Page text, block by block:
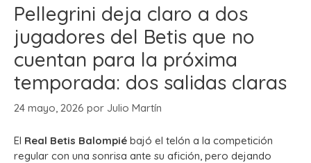
Pellegrini deja claro a dos
jugadores del Betis que no
cuentan para la próxima
temporada: dos salidas claras
24 mayo, 2026 por Julio Martín
El Real Betis Balompié bajó el telón a la competición
regular con una sonrisa ante su afición, pero dejando